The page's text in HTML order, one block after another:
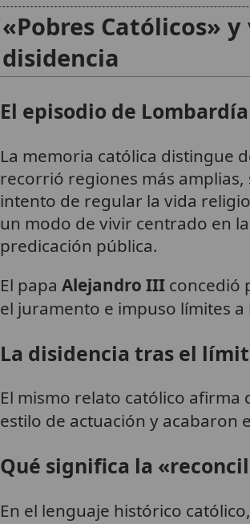
«Pobres Católicos»
disidencia
El episodio de
La memoria católica distingue
recorrió regiones más
intento de regular la vida
un modo de vivir centrado en
predicación pública.
El papa Alejandro IIIconcedió
el juramento e impuso límites
La disidencia tras el
El mismo relato católico
estilo de actuación y acabaron
Qué significa la
En el lenguaje histórico